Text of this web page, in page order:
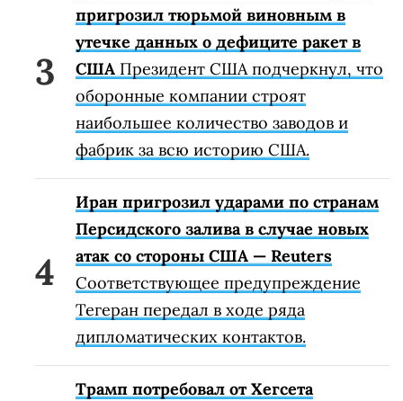
пригрозил тюрьмой виновным в
утечке данных о дефиците ракет в
США Президент США подчеркнул, что
оборонные компании строят
наибольшее количество заводов и
фабрик за всю историю США.
Иран пригрозил ударами по странам
Персидского залива в случае новых
атак со стороны США — Reuters
Соответствующее предупреждение
Тегеран передал в ходе ряда
дипломатических контактов.
Трамп потребовал от Хегсета